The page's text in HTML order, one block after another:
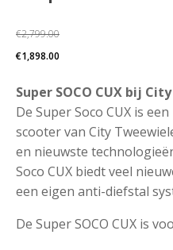
€2,799.00
Oorspronkelijke
was:
€2,799.00.
€1,898.00
is:
€1,898.00.
Super SOCO CUX bij
De Super Soco CUX is
scooter van City
en nieuwste
Soco CUX biedt veel
een eigen anti-diefstal
De Super SOCO CUX is